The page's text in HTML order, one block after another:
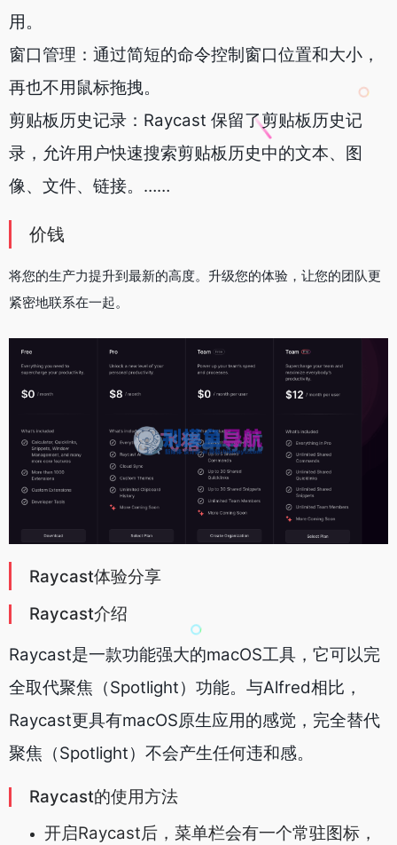
用。
窗口管理：通过简短的命令控制窗口位置和大小，
再也不用鼠标拖拽。
剪贴板历史记录：Raycast 保留了剪贴板历史记
录，允许用户快速搜索剪贴板历史中的文本、图
像、文件、链接。 ……
价钱
将您的生产力提升到最新的高度。升级您的体验，让您的团队更
紧密地联系在一起。
Raycast体验分享
Raycast介绍
Raycast是一款功能强大的macOS工具，它可以完
全取代聚焦（Spotlight）功能。与Alfred相比，
Raycast更具有macOS原生应用的感觉，完全替代
聚焦（Spotlight）不会产生任何违和感。
Raycast的使用方法
开启Raycast后，菜单栏会有一个常驻图标，